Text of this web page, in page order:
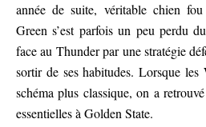
année de suite, véritable chien
Green s’est parfois un peu perdu
face au Thunder par une stratégie
sortir de ses habitudes. Lorsque les
schéma plus classique, on a
essentielles à Golden State.